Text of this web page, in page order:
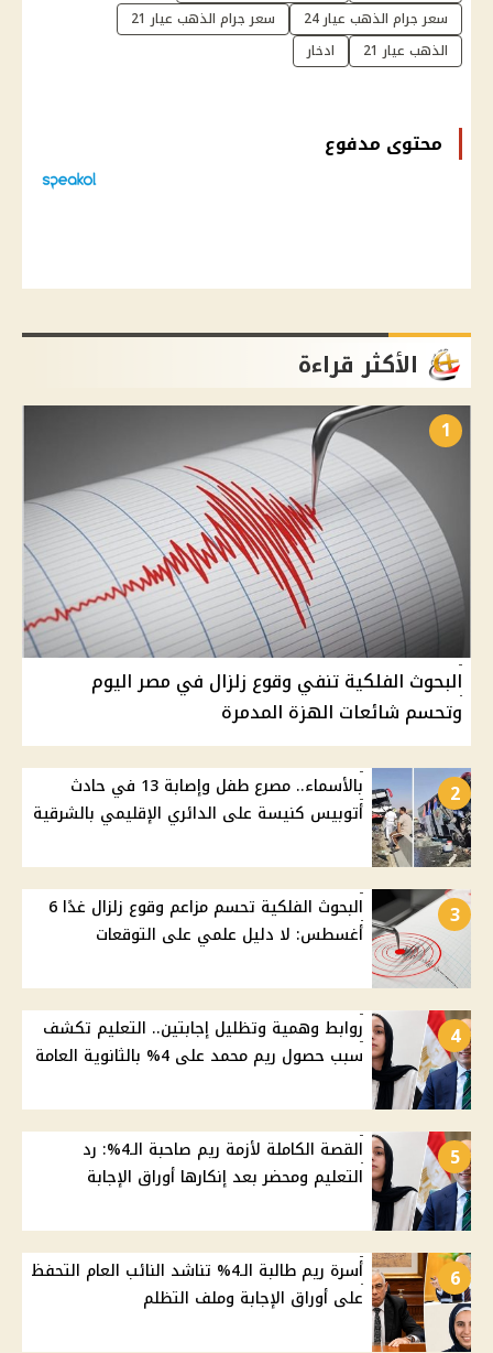
سعر جرام الذهب عيار 24
سعر جرام الذهب عيار 21
الذهب عيار 21
ادخار
محتوى مدفوع
الأكثر قراءة
1
البحوث الفلكية تنفي وقوع زلزال في مصر اليوم
وتحسم شائعات الهزة المدمرة
2
بالأسماء.. مصرع طفل وإصابة 13 في حادث
أتوبيس كنيسة على الدائري الإقليمي بالشرقية
3
البحوث الفلكية تحسم مزاعم وقوع زلزال غدًا 6
أغسطس: لا دليل علمي على التوقعات
4
روابط وهمية وتظليل إجابتين.. التعليم تكشف
سبب حصول ريم محمد على 4% بالثانوية العامة
5
القصة الكاملة لأزمة ريم صاحبة الـ4%: رد
التعليم ومحضر بعد إنكارها أوراق الإجابة
6
أسرة ريم طالبة الـ4% تناشد النائب العام التحفظ
على أوراق الإجابة وملف التظلم